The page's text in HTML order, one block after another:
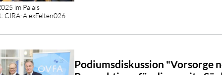
im Palais
CIRA-AlexFelten026
Podiumsdiskussion "Vorsorge